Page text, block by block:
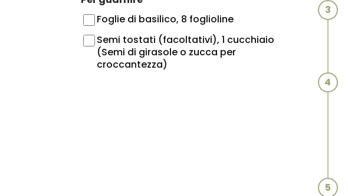
Foglie di basilico, 8 foglioline
Semi tostati (facoltativi), 1 cucchiaio
(Semi di girasole o zucca per
croccantezza)
3
4
5